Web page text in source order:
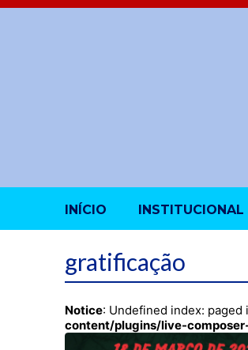
INÍCIO INSTITUCIONAL
gratificação
Notice: Undefined index: paged
content/plugins/live-